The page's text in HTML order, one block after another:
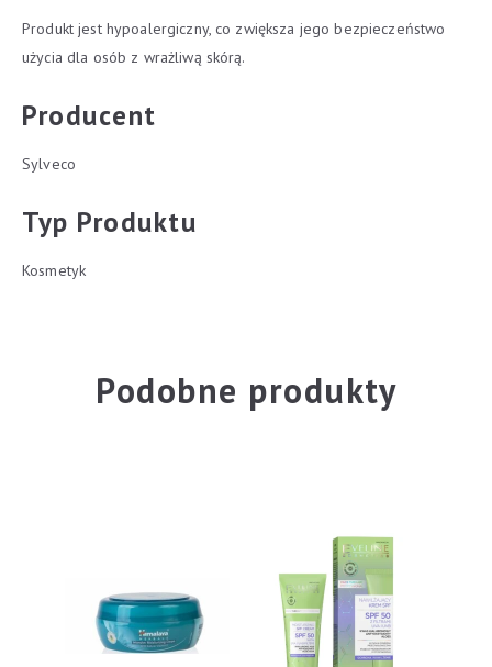
Produkt jest hypoalergiczny, co zwiększa jego bezpieczeństwo
użycia dla osób z wrażliwą skórą.
Producent
Sylveco
Typ Produktu
Kosmetyk
Podobne produkty